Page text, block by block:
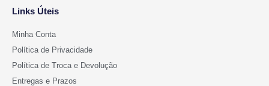
Links Úteis
Minha Conta
Política de Privacidade
Política de Troca e Devolução
Entregas e Prazos